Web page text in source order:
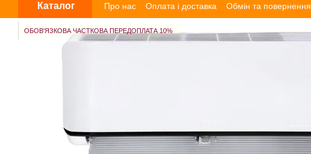
Каталог Про нас Оплата і доставка Обмін та повернення
Договір публічної оферти
Блог Відгуки
ОБОВ'ЯЗКОВА ЧАСТКОВА ПЕРЕДОПЛАТА 10%